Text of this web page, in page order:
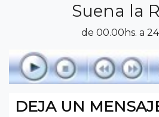
Suena la
de 00.00hs. a
DEJA UN